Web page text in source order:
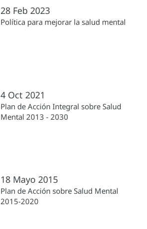
28 Feb 2023
Política para mejorar la salud mental
4 Oct 2021
Plan de Acción Integral sobre Salud
Mental 2013 - 2030
18 Mayo 2015
Plan de Acción sobre Salud Mental
2015-2020